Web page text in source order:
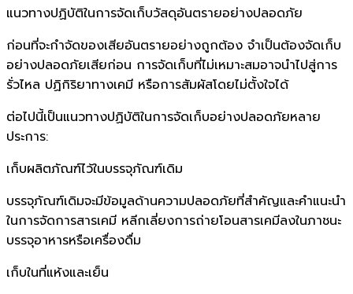
แนวทางปฏิบัติในการจัดเก็บวัสดุอันตรายอย่างปลอดภัย
ก่อนที่จะกำจัดของเสียอันตรายอย่างถูกต้อง จำเป็นต้องจัดเก็บ
อย่างปลอดภัยเสียก่อน การจัดเก็บที่ไม่เหมาะสมอาจนำไปสู่การ
รั่วไหล ปฏิกิริยาทางเคมี หรือการสัมผัสโดยไม่ตั้งใจได้
ต่อไปนี้เป็นแนวทางปฏิบัติในการจัดเก็บอย่างปลอดภัยหลาย
ประการ:
เก็บผลิตภัณฑ์ไว้ในบรรจุภัณฑ์เดิม
บรรจุภัณฑ์เดิมจะมีข้อมูลด้านความปลอดภัยที่สำคัญและคำแนะนำ
ในการจัดการสารเคมี หลีกเลี่ยงการถ่ายโอนสารเคมีลงในภาชนะ
บรรจุอาหารหรือเครื่องดื่ม
เก็บในที่แห้งและเย็น